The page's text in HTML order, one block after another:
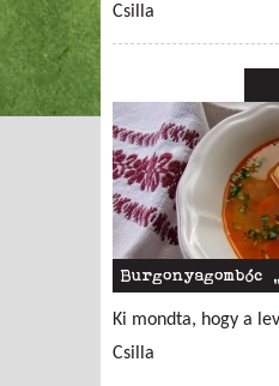
Csilla
Burgonyagombóc
Ki mondta, hogy a
Csilla